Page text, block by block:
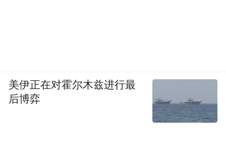
美伊正在对霍尔木兹进行最
后博弈